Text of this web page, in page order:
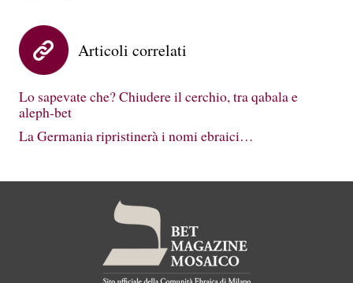
Articoli correlati
Lo sapevate che? Chiudere il cerchio, tra qabala e
aleph-bet
La Germania ripristinerà i nomi ebraici…